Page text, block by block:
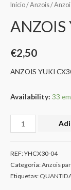
Início/Anzois/
ANZOIS
€2,50
ANZOIS YUKI
Availability: 33
REF:YHCX30-04
Categoria:Anzois
Etiquetas: